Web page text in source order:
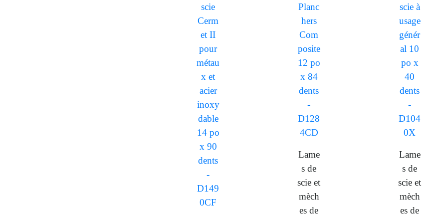
Lame
s de
scie et
mèch
es de
Lame
s de
scie et
mèch
es de